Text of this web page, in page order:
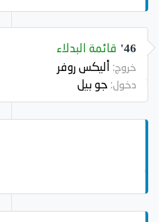
46' قائمة البدلاء
خروج: أليكس روفر
دخول: جو بيل